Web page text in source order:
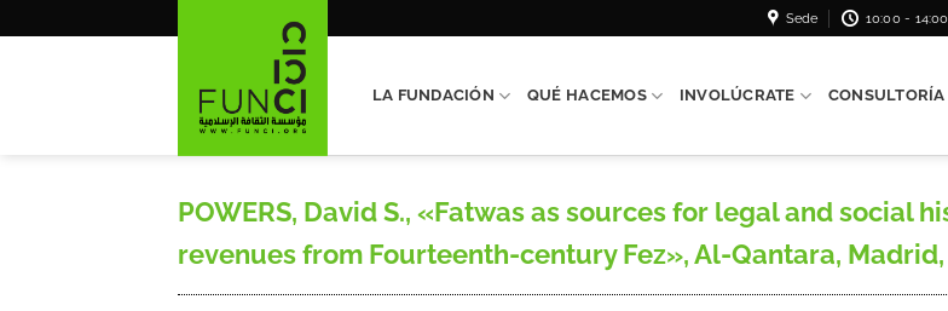
Sede 10:00 - 14:00
LA FUNDACIÓN QUÉ HACEMOS INVOLÚCRATE CONSULTORÍA
POWERS, David S., «Fatwas as sources for legal and social
revenues from Fourteenth-century Fez», Al-Qantara, Madrid,